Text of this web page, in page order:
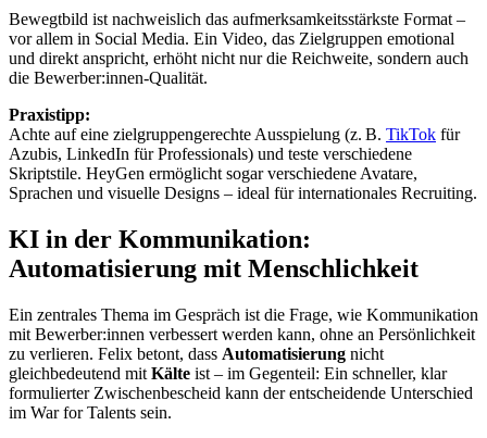
Bewegtbild ist nachweislich das aufmerksamkeitsstärkste Format –
vor allem in Social Media. Ein Video, das Zielgruppen emotional
und direkt anspricht, erhöht nicht nur die Reichweite, sondern auch
die Bewerber:innen-Qualität.
Praxistipp:
Achte auf eine zielgruppengerechte Ausspielung (z. B. TikTok für
Azubis, LinkedIn für Professionals) und teste verschiedene
Skriptstile. HeyGen ermöglicht sogar verschiedene Avatare,
Sprachen und visuelle Designs – ideal für internationales Recruiting.
KI in der Kommunikation:
Automatisierung mit Menschlichkeit
Ein zentrales Thema im Gespräch ist die Frage, wie Kommunikation
mit Bewerber:innen verbessert werden kann, ohne an Persönlichkeit
zu verlieren. Felix betont, dass Automatisierung nicht
gleichbedeutend mit Kälte ist – im Gegenteil: Ein schneller, klar
formulierter Zwischenbescheid kann der entscheidende Unterschied
im War for Talents sein.